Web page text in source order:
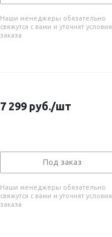
Наши менеджеры обязательно
свяжутся с вами и уточнят условия
заказа
7 299 руб./шт
Под заказ
Наши менеджеры обязательно
свяжутся с вами и уточнят условия
заказа